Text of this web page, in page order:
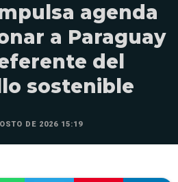
agenda
a Paraguay
del
sostenible
DE 2026 15:19